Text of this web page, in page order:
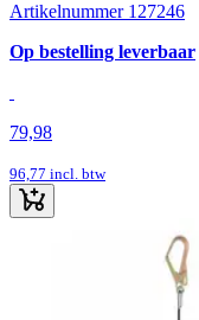
Artikelnummer 127246
Op bestelling leverbaar
79,98
96,77 incl. btw